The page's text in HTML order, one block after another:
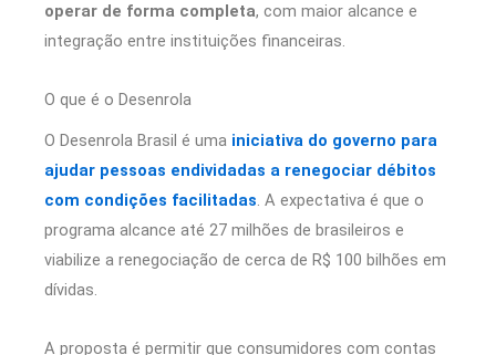
operar de forma completa, com maior alcance e
integração entre instituições financeiras.
O que é o Desenrola
O Desenrola Brasil é uma iniciativa do governo para
ajudar pessoas endividadas a renegociar débitos
com condições facilitadas. A expectativa é que o
programa alcance até 27 milhões de brasileiros e
viabilize a renegociação de cerca de R$ 100 bilhões em
dívidas.
A proposta é permitir que consumidores com contas